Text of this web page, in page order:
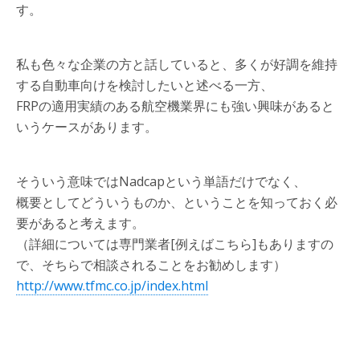
す。
私も色々な企業の方と話していると、多くが好調を維持
する自動車向けを検討したいと述べる一方、
FRPの適用実績のある航空機業界にも強い興味があると
いうケースがあります。
そういう意味ではNadcapという単語だけでなく、
概要としてどういうものか、ということを知っておく必
要があると考えます。
（詳細については専門業者[例えばこちら]もありますの
で、そちらで相談されることをお勧めします）
http://www.tfmc.co.jp/index.html